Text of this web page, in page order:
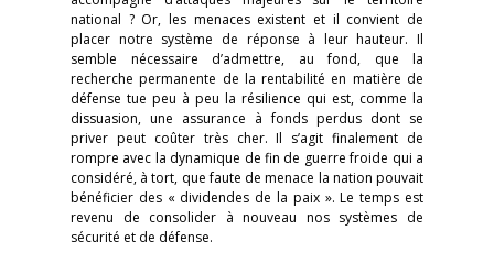
national ? Or, les menaces existent et il convient de
placer notre système de réponse à leur hauteur. Il
semble nécessaire d’admettre, au fond, que la
recherche permanente de la rentabilité en matière de
défense tue peu à peu la résilience qui est, comme la
dissuasion, une assurance à fonds perdus dont se
priver peut coûter très cher. Il s’agit finalement de
rompre avec la dynamique de fin de guerre froide qui a
considéré, à tort, que faute de menace la nation pouvait
bénéficier des « dividendes de la paix ». Le temps est
revenu de consolider à nouveau nos systèmes de
sécurité et de défense.